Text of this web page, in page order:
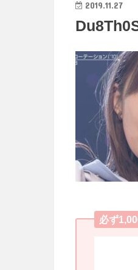
2019.11.27
必ず